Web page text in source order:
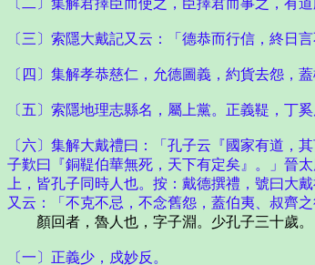
〔三〕索隱大戴記又云：「德恭而行信，終日
〔四〕集解孝恭慈仁，允德圖義，約貨去怨，
〔五〕索隱地理志縣名，屬上黨。正義鞮，丁
〔六〕集解大戴禮曰：「孔子云『國家有道，
子歎曰『銅鞮伯華無死，天下有定矣』。」晉
上，皆孔子同時人也。按：戴德撰禮，號曰大
又云：「不克不忌，不念舊怨，蓋伯夷、叔齊
顏回者，魯人也，字子淵。少孔子三十歲。
〔一〕正義少，戍妙反。